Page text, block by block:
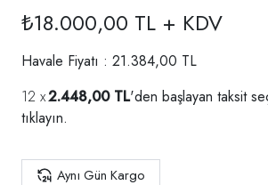
₺18.000,00 TL + KDV
Havale Fiyatı : 21.384,00 TL
2.448,00 TL'den başlayan taksit
tıklayın.
Aynı Gün Kargo